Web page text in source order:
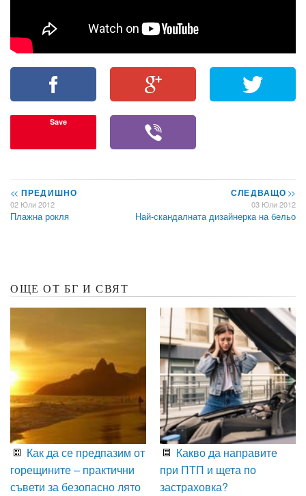
Save
<< ПРЕДИШНО
02 Юли 2012
Плажна рокля
СЛЕДВАЩО>>
03 Юли 2012
Най-скандалната дизайнерка на бельо
ОЩЕ ОТ БГ И СВЯТ
Как да се предпазим от
горещините – практични
съвети за безопасно лято
Какво да направите
при ПТП и щета по
застраховка?